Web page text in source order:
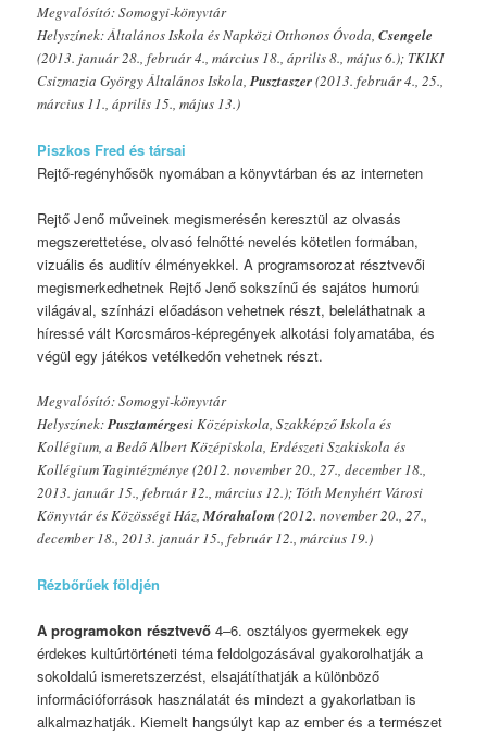
Megvalósító: Somogyi-könyvtár
Helyszínek: Általános Iskola és Napközi Otthonos Óvoda,Csengele
(2013. január 28., február 4., március 18., április 8., május 6.); TKIKI
Csizmazia György Általános Iskola,Pusztaszer(2013. február 4., 25.,
március 11., április 15., május 13.)
Piszkos Fred és társai
Rejtő-regényhősök nyomában a könyvtárban és az interneten
Rejtő Jenő műveinek megismerésén keresztül az olvasás
megszerettetése, olvasó felnőtté nevelés kötetlen formában,
vizuális és auditív élményekkel. A programsorozat résztvevői
megismerkedhetnek Rejtő Jenő sokszínű és sajátos humorú
világával, színházi előadáson vehetnek részt, beleláthatnak a
híressé vált Korcsmáros-képregények alkotási folyamatába, és
végül egy játékos vetélkedőn vehetnek részt.
Megvalósító: Somogyi-könyvtár
Helyszínek:Pusztamérgesi Középiskola, Szakképző Iskola és
Kollégium, a Bedő Albert Középiskola, Erdészeti Szakiskola és
Kollégium Tagintézménye (2012. november 20., 27., december 18.,
2013. január 15., február 12., március 12.); Tóth Menyhért Városi
Könyvtár és Közösségi Ház,Mórahalom(2012. november 20., 27.,
december 18., 2013. január 15., február 12., március 19.)
Rézbőrűek földjén
A programokon résztvevő 4–6. osztályos gyermekek egy
érdekes kultúrtörténeti téma feldolgozásával gyakorolhatják a
sokoldalú ismeretszerzést, elsajátíthatják a különböző
információforrások használatát és mindezt a gyakorlatban is
alkalmazhatják. Kiemelt hangsúlyt kap az ember és a természet